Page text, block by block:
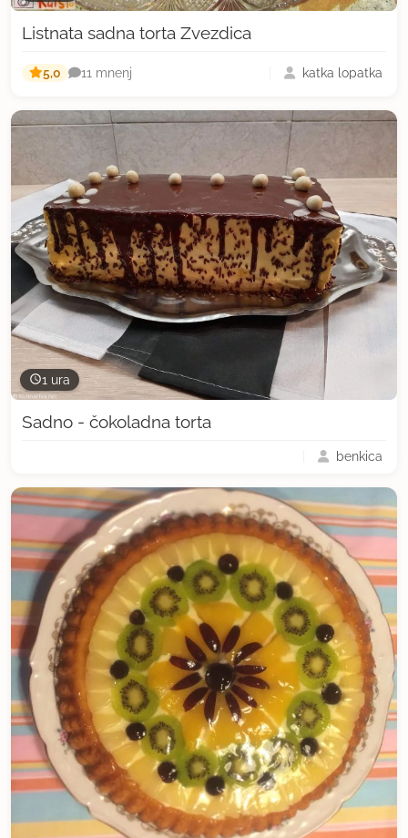
Listnata sadna torta Zvezdica
5,0 11 mnenj katka lopatka
1 ura
Sadno - čokoladna torta
benkica